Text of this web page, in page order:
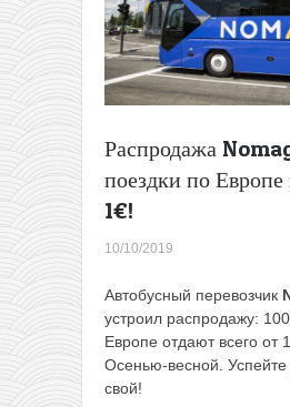
или
даже
США
всего
от
за
Распродажа
поездки по Европе
1€!
10/10/2019
Автобусный перевозчик
устроил распродажу:
Европе отдают всего от
Осенью-весной. Успейте
свой!